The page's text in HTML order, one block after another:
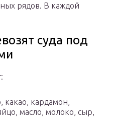
рядов. В каждой
суда под
какао, кардамон,
масло, молоко, сыр,